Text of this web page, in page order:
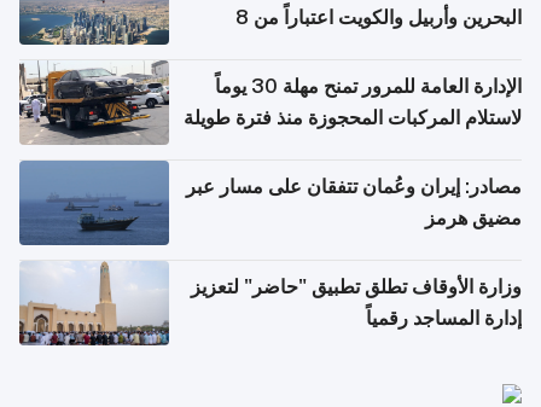
البحرين وأربيل والكويت اعتباراً من 8
الإدارة العامة للمرور تمنح مهلة 30 يوماً
لاستلام المركبات المحجوزة منذ فترة طويلة
مصادر: إيران وعُمان تتفقان على مسار عبر
مضيق هرمز
وزارة الأوقاف تطلق تطبيق "حاضر" لتعزيز
إدارة المساجد رقمياً